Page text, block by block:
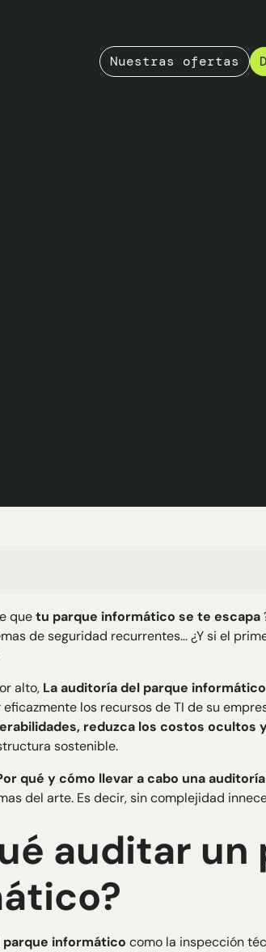
Nuestras ofertas
quetu parque informático se te escapa
de seguridad recurrentes... ¿Y si el
alto, La auditoría del parque informático
los recursos de TI de su
reduzca los costos ocultos
sostenible.
qué y cómo llevar a cabo una
del arte. Es decir, sin complejidad
auditar un
parque informático como la inspección